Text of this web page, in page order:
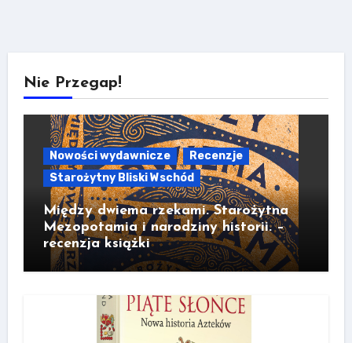
Nie Przegap!
Nowości wydawnicze
Recenzje
Starożytny Bliski Wschód
Między dwiema rzekami. Starożytna
Mezopotamia i narodziny historii. –
recenzja książki